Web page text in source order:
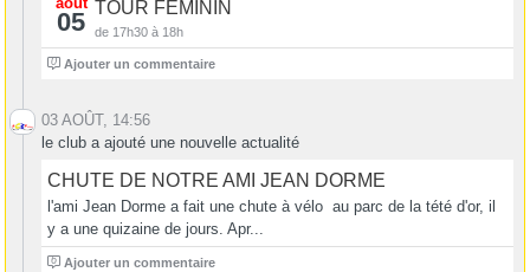
05 TOUR FÉMININ
de 17h30 à 18h
0 Ajouter un commentaire
03 AOÛT, 14:56
le club a ajouté une nouvelle actualité
CHUTE DE NOTRE AMI JEAN DORME
l'ami Jean Dorme a fait une chute à vélo au parc de la tété d'or, il
y a une quizaine de jours. Apr...
6 Ajouter un commentaire